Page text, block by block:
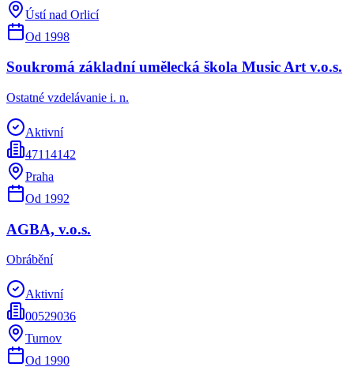
Ústí nad Orlicí
Od 1998
Soukromá základní umělecká škola Music Art v.o.s.
Ostatné vzdelávanie i. n.
Aktivní
47114142
Praha
Od 1992
AGBA, v.o.s.
Obrábění
Aktivní
00529036
Turnov
Od 1990